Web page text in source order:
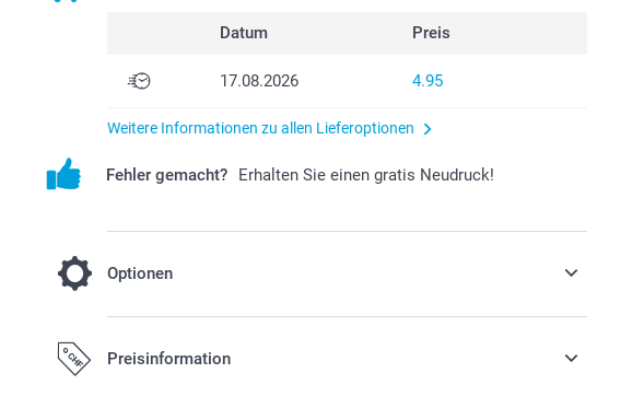
Datum Preis
17.08.2026 4.95
Weitere Informationen zu allen Lieferoptionen
Fehler gemacht? Erhalten Sie einen gratis Neudruck!
Optionen
Wählen Sie ein passendes Kuvert in Ihrer
Wunschfarbe für Ihre Karten aus:
Preisinformation